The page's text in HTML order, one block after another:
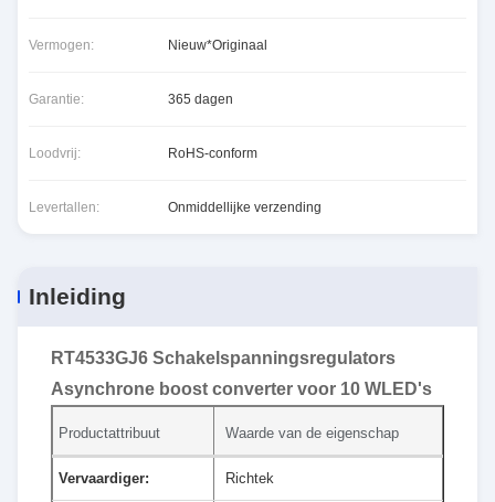
Vermogen: Nieuw*Originaal
Garantie: 365 dagen
Loodvrij: RoHS-conform
Levertallen: Onmiddellijke verzending
Inleiding
RT4533GJ6 Schakelspanningsregulators
Asynchrone boost converter voor 10 WLED's
Productattribuut Waarde van de eigenschap
Vervaardiger: Richtek